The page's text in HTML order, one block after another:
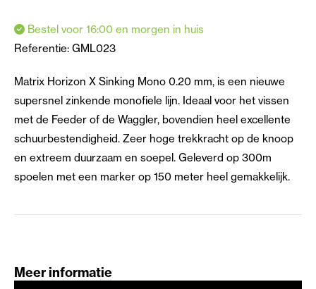
Bestel voor 16:00 en morgen in huis
Referentie: GML023
Matrix Horizon X Sinking Mono 0.20 mm, is een nieuwe
supersnel zinkende monofiele lijn. Ideaal voor het vissen
met de Feeder of de Waggler, bovendien heel excellente
schuurbestendigheid. Zeer hoge trekkracht op de knoop
en extreem duurzaam en soepel. Geleverd op 300m
spoelen met een marker op 150 meter heel gemakkelijk.
Meer informatie